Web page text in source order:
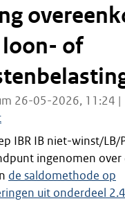
of
26-05-2026, 11:24 |
IBR IB niet-winst/LB/
ingenomen over
de saldomethode op
uit onderdeel